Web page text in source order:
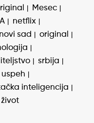
Mesec
netflix
novi sad
original
srbija
uspeh
inteligencija
život